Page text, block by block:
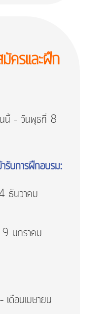
มัครและฝึก
นี้ – วันพุธที่ 8
รับการฝึกอบรม:
ธันวาคม
มกราคม
ดือนเมษายน